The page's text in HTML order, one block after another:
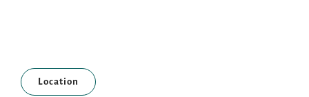
Location